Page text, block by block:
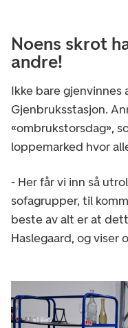
Noens skrot
andre!
Ikke bare gjenvinnes
Gjenbruksstasjon.
«ombrukstorsdag»,
loppemarked hvor
- Her får vi inn så
sofagrupper, til
beste av alt er at
Haslegaard, og viser